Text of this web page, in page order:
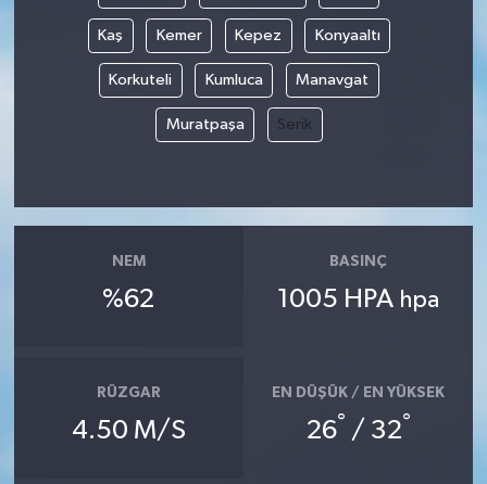
Kaş Kemer Kepez Konyaaltı
Korkuteli Kumluca Manavgat
Muratpaşa Serik
NEM
%62
BASINÇ
1005 HPA hpa
RÜZGAR
4.50 M/S
EN DÜŞÜK / EN YÜKSEK
26° / 32°